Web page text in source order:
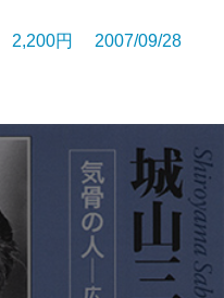
2,200円 2007/09/28